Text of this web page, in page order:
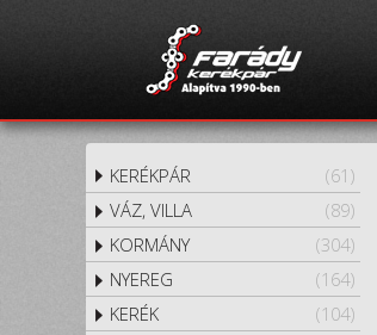
(61)
KERÉKPÁR
(89)
VÁZ, VILLA
(304)
KORMÁNY
(164)
NYEREG
(104)
KERÉK